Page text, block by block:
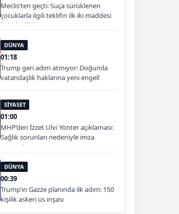
Meclis’ten geçti: Suça sürüklenen
çocuklarla ilgili teklifin ilk iki maddesi
kabul edildi
DÜNYA
01:18
Trump geri adım atmıyor: Doğumla
vatandaşlık haklarına yeni engel!
SİYASET
01:00
MHP’den İzzet Ulvi Yönter açıklaması:
Sağlık sorunları nedeniyle imza
atamadı
DÜNYA
00:39
Trump’ın Gazze planında ilk adım: 150
kişilik askeri üs inşası